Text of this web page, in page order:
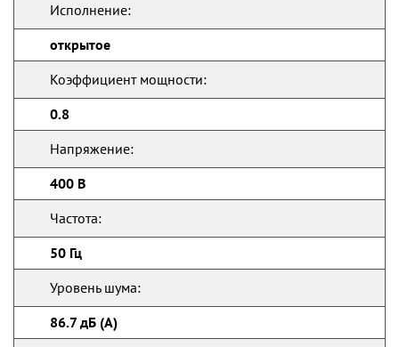
Исполнение:
открытое
Коэффициент мощности:
0.8
Напряжение:
400 В
Частота:
50 Гц
Уровень шума:
86.7 дБ (А)